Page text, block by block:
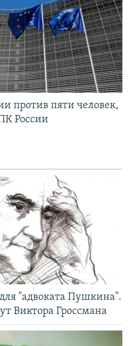
против пяти человек,
России
"адвоката Пушкина".
Виктора Гроссмана